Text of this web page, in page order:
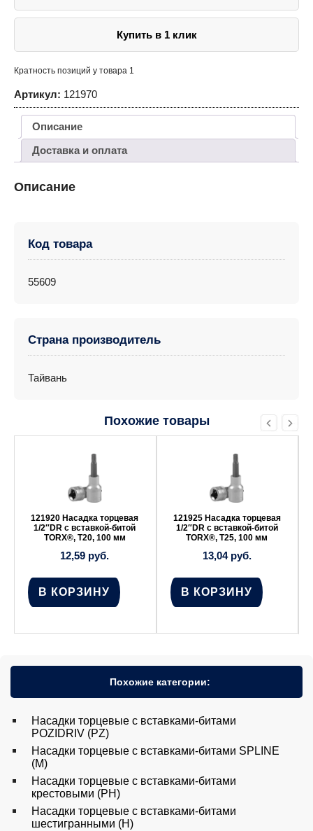
TORX®,
Купить в 1 клик
Кратность позиций у товара 1
Артикул: 121970
Описание
Доставка и оплата
Описание
Код товара
55609
Страна производитель
Тайвань
Похожие товары
121920 Насадка торцевая
1/2″DR с вставкой-битой
TORX®, Т20, 100 мм
12,59 руб.
В КОРЗИНУ
121925 Насадка торцевая
1/2″DR с вставкой-битой
TORX®, Т25, 100 мм
13,04 руб.
В КОРЗИНУ
Похожие категории:
Насадки торцевые с вставками-битами
POZIDRIV (PZ)
Насадки торцевые с вставками-битами SPLINE
(M)
Насадки торцевые с вставками-битами
крестовыми (PH)
Насадки торцевые с вставками-битами
шестигранными (H)